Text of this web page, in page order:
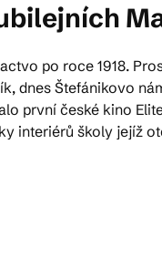
po roce 1918.
dnes Štefánikovo
první české kino
interiérů školy jejíž